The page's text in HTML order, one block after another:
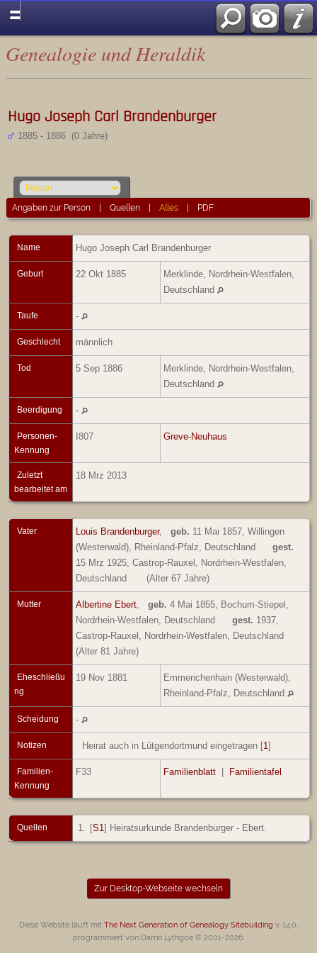
Genealogie und Heraldik
Hugo Joseph Carl Brandenburger
1885 - 1886 (0 Jahre)
Angaben zur Person |Quellen |Alles PDF
Name Hugo Joseph Carl Brandenburger
Geburt 22 Okt 1885
Merklinde, Nordrhein-Westfalen,
Deutschland
Taufe -
Geschlecht männlich
Tod 5 Sep 1886
Merklinde, Nordrhein-Westfalen,
Deutschland
Beerdigung -
Personen-
Kennung
I807 Greve-Neuhaus
Zuletzt
bearbeitet am
18 Mrz 2013
Vater Louis Brandenburger, geb. 11 Mai 1857, Willingen
(Westerwald), Rheinland-Pfalz, Deutschland
gest.
15 Mrz 1925, Castrop-Rauxel, Nordrhein-Westfalen,
Deutschland
(Alter 67 Jahre)
Mutter Albertine Ebert geb. 4 Mai 1855, Bochum-Stiepel,
Nordrhein-Westfalen, Deutschland
gest. 1937,
Castrop-Rauxel, Nordrhein-Westfalen, Deutschland
(Alter 81 Jahre)
Eheschließu
ng
19 Nov 1881
Emmerichenhain (Westerwald),
Rheinland-Pfalz, Deutschland
Scheidung -
Notizen Heirat auch in Lütgendortmund eingetragen [1]
Familien-
Kennung
F33 Familienblatt | Familientafel
Quellen [S1] Heiratsurkunde Brandenburger - Ebert.
Zur Desktop-Webseite wechseln
Diese Website läuft mit The Next Generation of Genealogy Sitebuilding v. 14.0,
programmiert von Darrin Lythgoe © 2001-2026.